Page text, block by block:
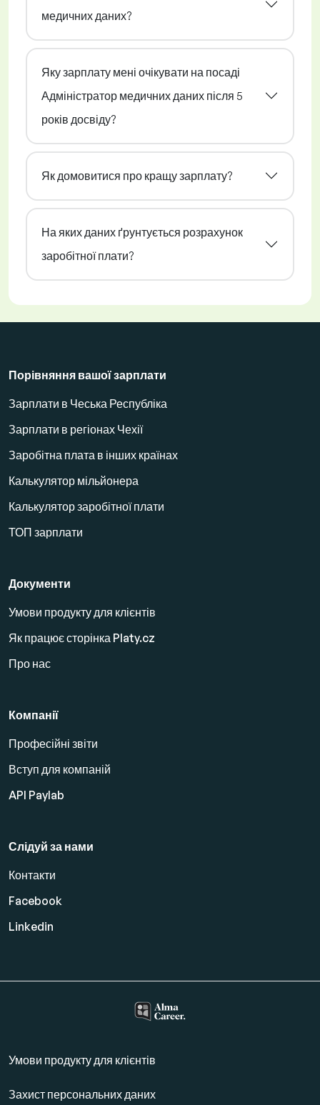
медичних даних?
Яку зарплату мені очікувати на посаді
Адміністратор медичних даних після 5
років досвіду?
Як домовитися про кращу зарплату?
На яких даних ґрунтується розрахунок
заробітної плати?
Порівняння вашої зарплати
Зарплати в Чеська Республіка
Зарплати в регіонах Чехії
Заробітна плата в інших країнах
Калькулятор мільйонера
Калькулятор заробітної плати
ТОП зарплати
Документи
Умови продукту для клієнтів
Як працює сторінка Platy.cz
Про нас
Компанії
Професійні звіти
Вступ для компаній
API Paylab
Слідуй за нами
Контакти
Facebook
Linkedin
Умови продукту для клієнтів
Захист персональних даних